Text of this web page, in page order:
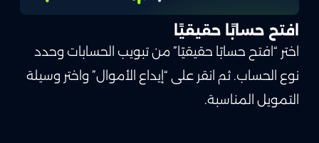
افتح حسابًا حقيقيًا
اختر “افتح حسابًا حقيقيًا” من تبويب الحسابات وحدد
نوع الحساب. ثم انقر على “إيداع الأموال” واختر وسيلة
التمويل المناسبة.